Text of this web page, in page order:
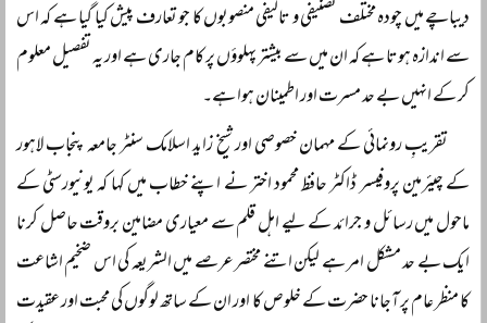
دیباچے میں چودہ مختلف تصنیفی و تالیفی منصوبوں کا جو تعارف پیش کیا گیا ہے کہ اس
سے اندازہ ہوتا ہے کہ ان میں سے بیشتر پہلوؤں پر کام جاری ہے اور یہ تفصیل معلوم
کر کے انہیں بے حد مسرت اور اطمینان ہوا ہے۔
تقریبِ رونمائی کے مہمان خصوصی اور شیخ زاید اسلامک سنٹر جامعہ پنجاب لاہور
کے چیئرمین پروفیسر ڈاکٹر حافظ محمود اختر نے اپنے خطاب میں کہا کہ یونیورسٹی کے
ماحول میں رسائل و جرائد کے لیے اہل قلم سے معیاری مضامین بروقت حاصل کرنا
ایک بے حد مشکل امر ہے لیکن اتنے مختصر عرصے میں الشریعہ کی اس ضخیم اشاعت
کا منظر عام پر آجانا حضرت کے خلوص کا اور ان کے ساتھ لوگوں کی محبت اور عقیدت